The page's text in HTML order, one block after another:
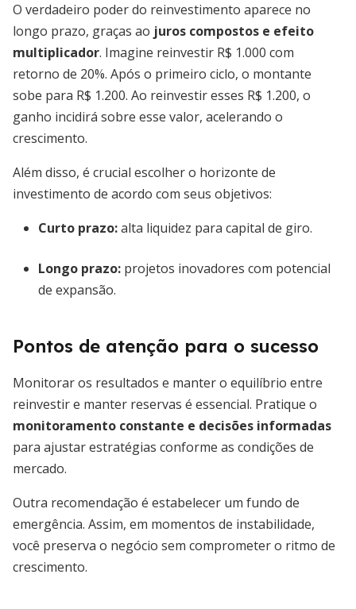
O verdadeiro poder do reinvestimento aparece no
longo prazo, graças ao juros compostos e efeito
multiplicador. Imagine reinvestir R$ 1.000 com
retorno de 20%. Após o primeiro ciclo, o montante
sobe para R$ 1.200. Ao reinvestir esses R$ 1.200, o
ganho incidirá sobre esse valor, acelerando o
crescimento.
Além disso, é crucial escolher o horizonte de
investimento de acordo com seus objetivos:
Curto prazo:alta liquidez para capital de giro.
Longo prazo: projetos inovadores com potencial
de expansão.
Pontos de atenção para o sucesso
Monitorar os resultados e manter o equilíbrio entre
reinvestir e manter reservas é essencial. Pratique o
monitoramento constante e decisões informadas
para ajustar estratégias conforme as condições de
mercado.
Outra recomendação é estabelecer um fundo de
emergência. Assim, em momentos de instabilidade,
você preserva o negócio sem comprometer o ritmo de
crescimento.